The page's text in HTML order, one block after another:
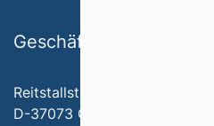
Geschäftsstelle
Reitstallstr. 7
D-37073 Göttingen